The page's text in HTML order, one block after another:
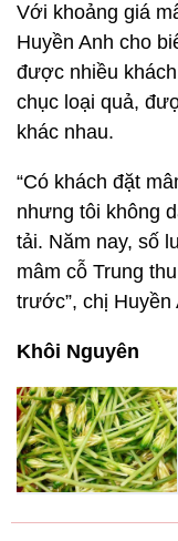
Với khoảng giá
Huyền Anh cho
được nhiều
chục loại quả,
khác nhau.
“Có khách đặt
nhưng tôi không
tải. Năm nay, số
mâm cỗ Trung
trước”, chị Huyền
Khôi Nguyên